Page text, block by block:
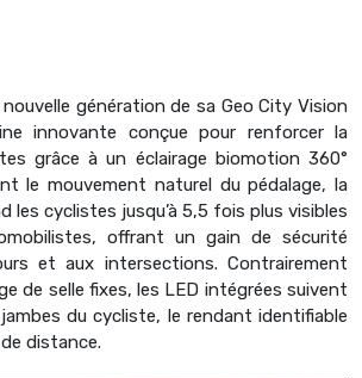
génération de sa Geo City Vision
innovante conçue pour renforcer la
grâce à un éclairage biomotion 360°
le mouvement naturel du pédalage, la
les cyclistes jusqu’à 5,5 fois plus visibles
offrant un gain de sécurité
et aux intersections. Contrairement
de selle fixes, les LED intégrées suivent
du cycliste, le rendant identifiable
distance.